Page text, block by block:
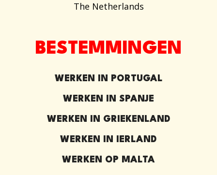
The Netherlands
BESTEMMINGEN
WERKEN IN PORTUGAL
WERKEN IN SPANJE
WERKEN IN GRIEKENLAND
WERKEN IN IERLAND
WERKEN OP MALTA